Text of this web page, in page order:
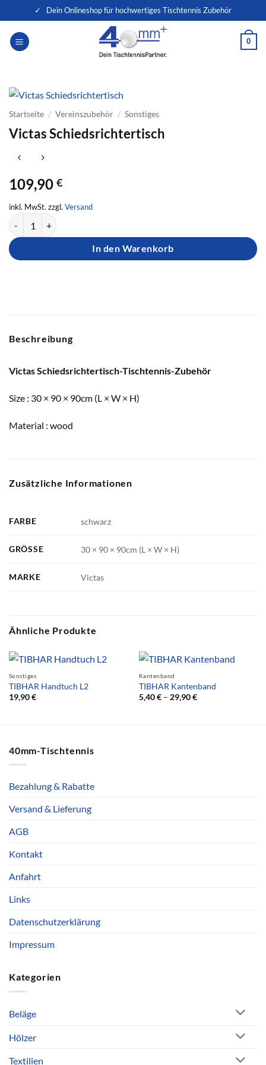
Inhalt
springen
✓ Dein Onlineshop für hochwertiges Tischtennis Zubehör
0
Startseite / Vereinszubehör / Sonstiges
Victas Schiedsrichtertisch
109,90 €
inkl. MwSt. zzgl. Versand
Victas Schiedsrichtertisch Menge
In den Warenkorb
Beschreibung
Victas Schiedsrichtertisch-Tischtennis-Zubehör
Size : 30 × 90 × 90cm (L × W × H)
Material : wood
Zusätzliche Informationen
FARBE schwarz
GRÖSSE 30 × 90 × 90cm (L × W × H)
MARKE Victas
Ähnliche Produkte
Sonstiges
TIBHAR Handtuch L2
19,90€
Kantenband
TIBHAR Kantenband
5,40€– 29,90€
40mm-Tischtennis
Bezahlung & Rabatte
Versand & Lieferung
AGB
Kontakt
Anfahrt
Links
Datenschutzerklärung
Impressum
Kategorien
Beläge
Hölzer
Textilien